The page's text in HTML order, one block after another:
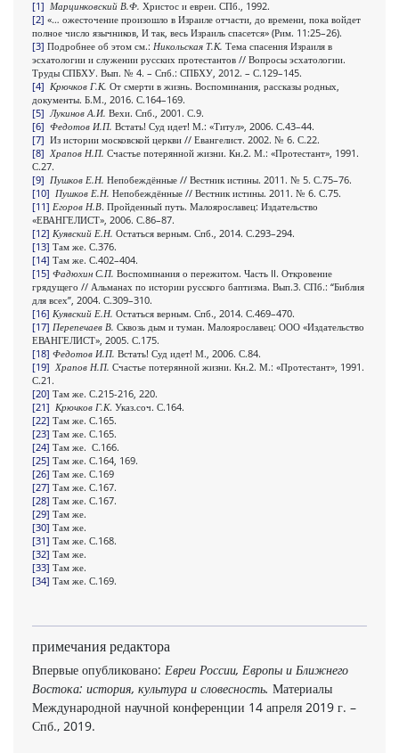
[1] Марцинковский В.Ф. Христос и евреи. СПб., 1992.
[2] «… ожесточение произошло в Израиле отчасти, до времени, пока войдет
полное число язычников, И так, весь Израиль спасется» (Рим. 11:25–26).
[3] Подробнее об этом см.: Никольская Т.К. Тема спасения Израиля в
эсхатологии и служении русских протестантов // Вопросы эсхатологии.
Труды СПБХУ. Вып. № 4. – Спб.: СПБХУ, 2012. – С.129–145.
[4] Крючков Г.К. От смерти в жизнь. Воспоминания, рассказы родных,
документы. Б.М., 2016. С.164–169.
[5] Лукинов А.И. Вехи. Спб., 2001. С.9.
[6] Федотов И.П. Встать! Суд идет! М.: «Титул», 2006. С.43–44.
[7] Из истории московской церкви // Евангелист. 2002. № 6. С.22.
[8] Храпов Н.П. Счастье потерянной жизни. Кн.2. М.: «Протестант», 1991.
С.27.
[9] Пушков Е.Н. Непобеждённые // Вестник истины. 2011. № 5. С.75–76.
[10] Пушков Е.Н. Непобеждённые // Вестник истины. 2011. № 6. С.75.
[11] Егоров Н.В. Пройденный путь. Малоярославец: Издательство
«ЕВАНГЕЛИСТ», 2006. С.86–87.
[12] Куявский Е.Н. Остаться верным. Спб., 2014. С.293–294.
[13] Там же. С.376.
[14] Там же. С.402–404.
[15] Фадюхин С.П. Воспоминания о пережитом. Часть II. Откровение
грядущего // Альманах по истории русского баптизма. Вып.3. СПб.: “Библия
для всех”, 2004. С.309–310.
[16] Куявский Е.Н. Остаться верным. Спб., 2014. С.469–470.
[17] Перепечаев В. Сквозь дым и туман. Малоярославец: ООО «Издательство
ЕВАНГЕЛИСТ», 2005. С.175.
[18] Федотов И.П. Встать! Суд идет! М., 2006. С.84.
[19] Храпов Н.П. Счастье потерянной жизни. Кн.2. М.: «Протестант», 1991.
С.21.
[20] Там же. С.215-216, 220.
[21] Крючков Г.К. Указ.соч. С.164.
[22] Там же. С.165.
[23] Там же. С.165.
[24] Там же. С.166.
[25] Там же. С.164, 169.
[26] Там же. С.169
[27] Там же. С.167.
[28] Там же. С.167.
[29] Там же.
[30] Там же.
[31] Там же. С.168.
[32] Там же.
[33] Там же.
[34] Там же. С.169.
примечания редактора
Впервые опубликовано: Евреи России, Европы и Ближнего
Востока: история, культура и словесность. Материалы
Международной научной конференции 14 апреля 2019 г. –
Спб., 2019.